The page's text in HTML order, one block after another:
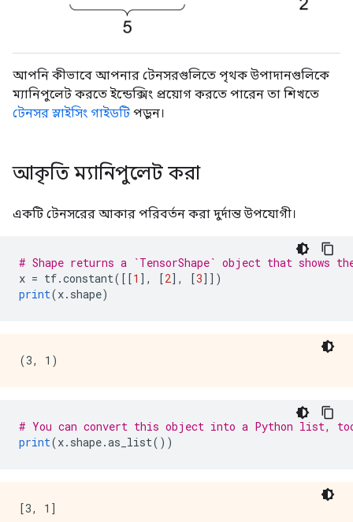
আপনি কীভাবে আপনার টেনসরগুলিতে পৃথক উপাদানগুলিকে
ম্যানিপুলেট করতে ইন্ডেক্সিং প্রয়োগ করতে পারেন তা শিখতে
টেনসর স্লাইসিং গাইডটি পড়ুন।
আকৃতি ম্যানিপুলেট করা
একটি টেনসরের আকার পরিবর্তন করা দুর্দান্ত উপযোগী।
# Shape returns a `TensorShape` object that shows
x = tf.constant([[1 ], [2], [3]])
print(x. shape)
# You can convert this object into a Python list,
print(x. shape.as_list())